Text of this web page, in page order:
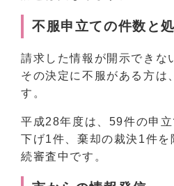
不服申立ての件数と
請求した情報が開示できな
その決定に不服がある方は
す。
平成28年度は、59件の申
下げ1件、棄却の裁決1件を
続審査中です。